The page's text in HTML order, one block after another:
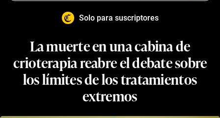
Solo para suscriptores
La muerte en una cabina de
crioterapia reabre el debate sobre
los límites de los tratamientos
extremos